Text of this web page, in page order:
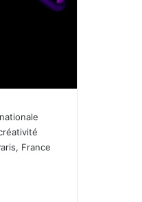
France